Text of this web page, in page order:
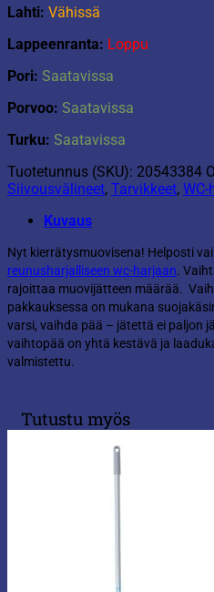
Lahti: Vähissä
Lappeenranta: Loppu
Pori: Saatavissa
Porvoo: Saatavissa
Turku: Saatavissa
Tuotetunnus (SKU): 20543384
Siivousvälineet, Tarvikkeet,
Kuvaus
Nyt kierrätysmuovisena! Helposti
reunusharjalliseen wc-harjaan.
rajoittaa muovijätteen määrää.
pakkauksessa on mukana
varsi, vaihda pää – jätettä ei paljon
vaihtopää on yhtä kestävä ja
valmistettu.
Tutustu myös